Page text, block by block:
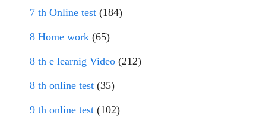
7 th Online test (184)
8 Home work (65)
8 th e learnig Video (212)
8 th online test (35)
9 th online test (102)